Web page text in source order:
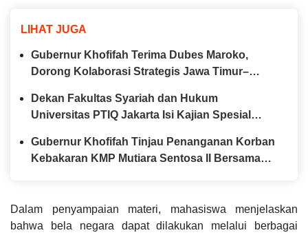
LIHAT JUGA
Gubernur Khofifah Terima Dubes Maroko,
Dorong Kolaborasi Strategis Jawa Timur–
Dekan Fakultas Syariah dan Hukum
Universitas PTIQ Jakarta Isi Kajian Spesial
Gubernur Khofifah Tinjau Penanganan Korban
Kebakaran KMP Mutiara Sentosa II Bersama
Dalam penyampaian materi, mahasiswa menjelaskan
bahwa bela negara dapat dilakukan melalui berbagai